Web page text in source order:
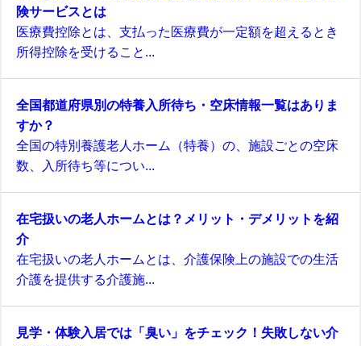
険サービスとは
医療費控除とは、支払った医療費が一定額を超えるとき
所得控除を受けること...
全国都道府県別の特養入所待ち・空床情報一覧はありま
すか？
全国の特別養護老人ホーム（特養）の、施設ごとの空床
数、入所待ち等につい...
在宅扱いの老人ホームとは？メリット・デメリットを紹
介
在宅扱いの老人ホームとは、介護保険上の施設での生活
介護を提供する介護施...
見学・体験入居では「臭い」をチェック！失敗しない介